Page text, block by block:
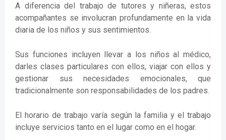
A diferencia del trabajo de tutores y niñeras, estos
acompañantes se involucran profundamente en la vida
diaria de los niños y sus sentimientos.
Sus funciones incluyen llevar a los niños al médico,
darles clases particulares con ellos, viajar con ellos y
gestionar sus necesidades emocionales, que
tradicionalmente son responsabilidades de los padres.
El horario de trabajo varía según la familia y el trabajo
incluye servicios tanto en el lugar como en el hogar.